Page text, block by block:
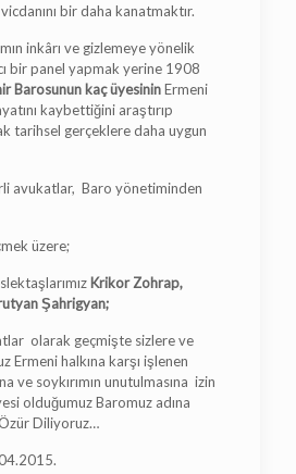
bir daha kanatmaktır.
inkârı ve gizlemeye yönelik
bir panel yapmak yerine 1908
Barosunun kaç üyesininErmeni
kaybettiğini araştırıp
tarihsel gerçeklere daha uygun
avukatlar, Baro yönetiminden
üzere;
Krikor Zohrap,
Şahrigyan;
olarak geçmişte sizlere ve
Ermeni halkına karşı işlenen
ve soykırımın unutulmasına izin
olduğumuz Baromuz adına
Diliyoruz…